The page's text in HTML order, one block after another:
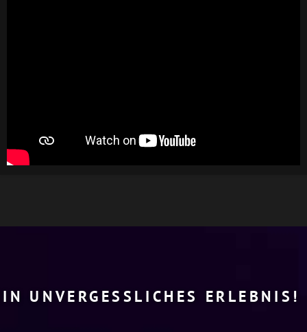
UNVERGESSLICHES ERLEBNIS!